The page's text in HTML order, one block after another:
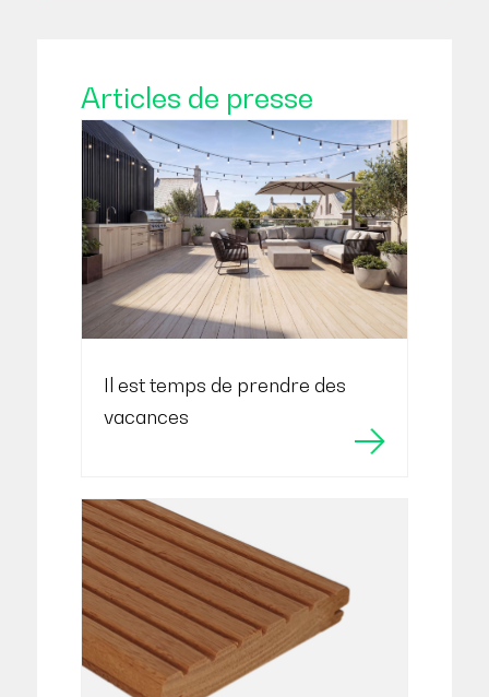
Articles de presse
Il est temps de prendre des
vacances